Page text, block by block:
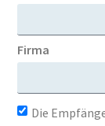
Firma
Die